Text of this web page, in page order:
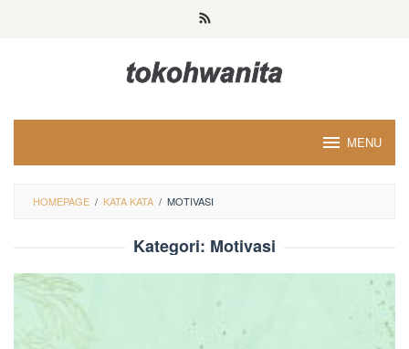
MENU
HOMEPAGE / KATA KATA / MOTIVASI
Kategori: Motivasi